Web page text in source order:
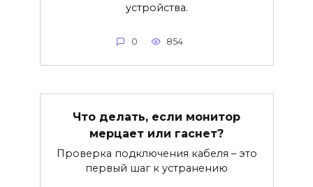
устройства.
0 854
Что делать, если монитор
мерцает или гаснет?
Проверка подключения кабеля – это
первый шаг к устранению